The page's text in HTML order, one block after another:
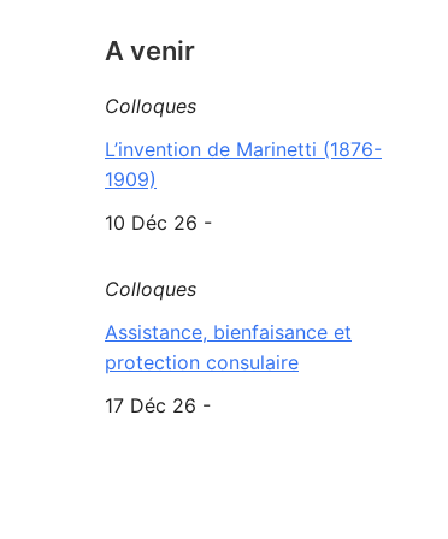
A venir
Colloques
L’invention de Marinetti (1876-
1909)
10 Déc 26 -
Colloques
Assistance, bienfaisance et
protection consulaire
17 Déc 26 -